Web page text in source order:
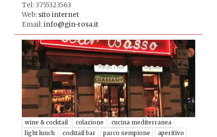
Tel: 3755323563
Web: sito internet
Email:info@gin-rosa.it
wine & cocktail colazione
cucina mediterranea
light lunch
cocktail bar parco sempione aperitivo